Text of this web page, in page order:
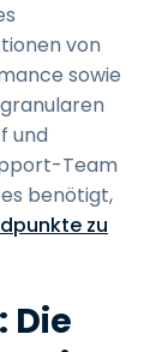
von
sowie
und
Team
benötigt,
zu
Die